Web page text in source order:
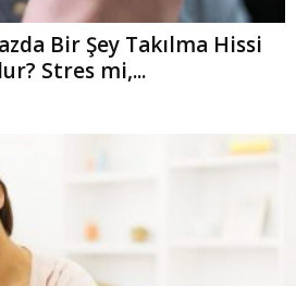
Bir Şey Takılma Hissi
Stres mi,...